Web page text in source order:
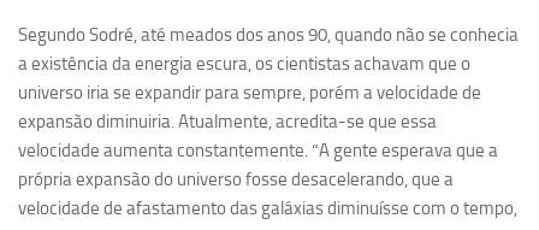
Maria Paula Costa Bertran
Professor Sênior
Institucional
Segundo Sodré, até meados dos anos 90, quando não se conhecia
a existência da energia escura, os cientistas achavam que o
universo iria se expandir para sempre, porém a velocidade de
expansão diminuiria. Atualmente, acredita-se que essa
velocidade aumenta constantemente. “A gente esperava que a
própria expansão do universo fosse desacelerando, que a
velocidade de afastamento das galáxias diminuísse com o tempo,